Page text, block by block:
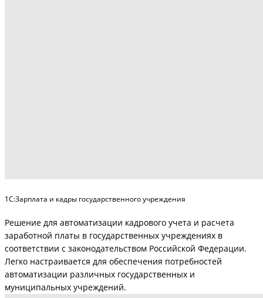
1С:Зарплата и кадры государственного учреждения
Решение для автоматизации кадрового учета и расчета
заработной платы в государственных учреждениях в
соответствии с законодательством Российской Федерации.
Легко настраивается для обеспечения потребностей
автоматизации различных государственных и
муниципальных учреждений.